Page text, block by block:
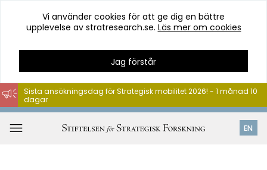
Hoppa
till
innehåll
Vi använder cookies för att ge dig en bättre
upplevelse av stratresearch.se. Läs mer om cookies
Jag förstår
EN
Sista ansökningsdag för Strategisk mobilitet 2026! - 1 månad 10
dagar